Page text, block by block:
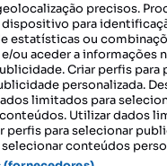
DE PRIVACIDADE
precisos.
para
estatísticas ou
ou aceder a informações
Criar perfis para
personalizada.
limitados para
Utilizar dados
perfis para selecionar
conteúdos